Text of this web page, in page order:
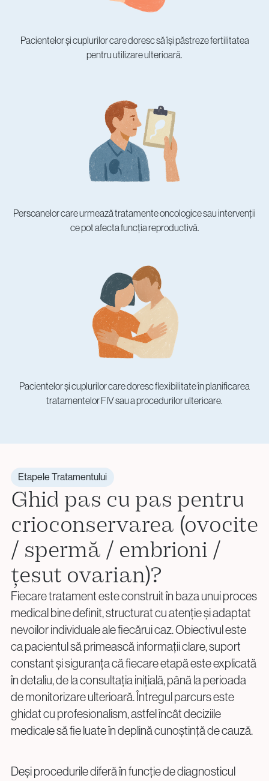
Pacientelor și cuplurilor care doresc să își păstreze fertilitatea
pentru utilizare ulterioară.
Persoanelor care urmează tratamente oncologice sau intervenții
ce pot afecta funcția reproductivă.
Pacientelor și cuplurilor care doresc flexibilitate în planificarea
tratamentelor FIV sau a procedurilor ulterioare.
Etapele Tratamentului
Ghid pas cu pas pentru
crioconservarea (ovocite
/ spermă / embrioni /
țesut ovarian)?
Fiecare tratament este construit în baza unui proces
medical bine definit, structurat cu atenție și adaptat
nevoilor individuale ale fiecărui caz. Obiectivul este
ca pacientul să primească informații clare, suport
constant și siguranța că fiecare etapă este explicată
în detaliu, de la consultația inițială, până la perioada
de monitorizare ulterioară. Întregul parcurs este
ghidat cu profesionalism, astfel încât deciziile
medicale să fie luate în deplină cunoștință de cauză.
Deși procedurile diferă în funcție de diagnosticul